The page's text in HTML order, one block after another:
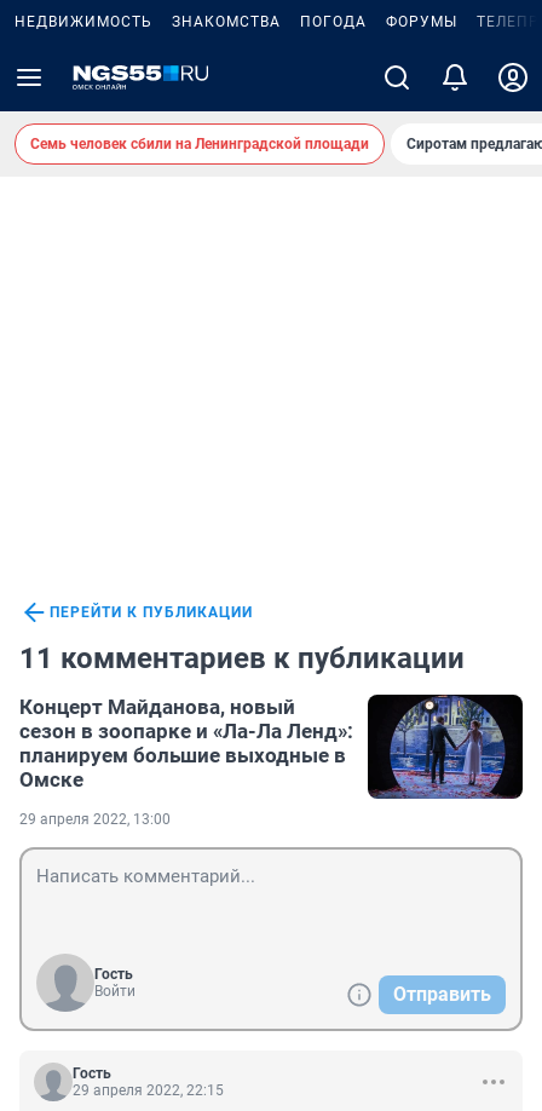
НЕДВИЖИМОСТЬ ЗНАКОМСТВА ПОГОДА ФОРУМЫ
Семь человек сбили на Ленинградской площади Сиротам
ПЕРЕЙТИ К ПУБЛИКАЦИИ
11 комментариев к публикации
Концерт Майданова, новый
сезон в зоопарке и «Ла-Ла Ленд»:
планируем большие выходные в
Омске
29 апреля 2022, 13:00
Гость
Войти
Отправить
Гость
29 апреля 2022, 22:15